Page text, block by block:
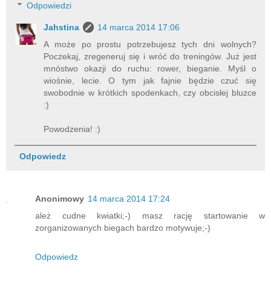
Odpowiedzi
Jahstina
14 marca 2014 17:06
A może po prostu potrzebujesz tych dni wolnych?
Poczekaj, zregeneruj się i wróć do treningów. Już jest
mnóstwo okazji do ruchu: rower, bieganie. Myśl o
wiośnie, lecie. O tym jak fajnie będzie czuć się
swobodnie w krótkich spodenkach, czy obcisłej bluzce
:)
Powodzenia! :)
Odpowiedz
Anonimowy 14 marca 2014 17:24
ależ cudne kwiatki;-) masz rację startowanie w
zorganizowanych biegach bardzo motywuje;-)
Odpowiedz